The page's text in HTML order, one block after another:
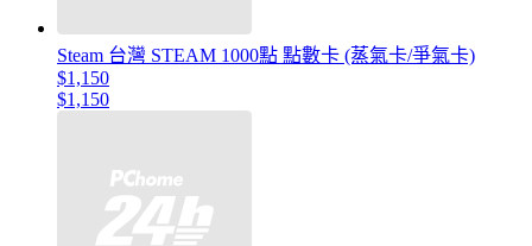
Steam 台灣 STEAM 1000點 點數卡 (蒸氣卡/爭氣卡)
$1,150
$1,150